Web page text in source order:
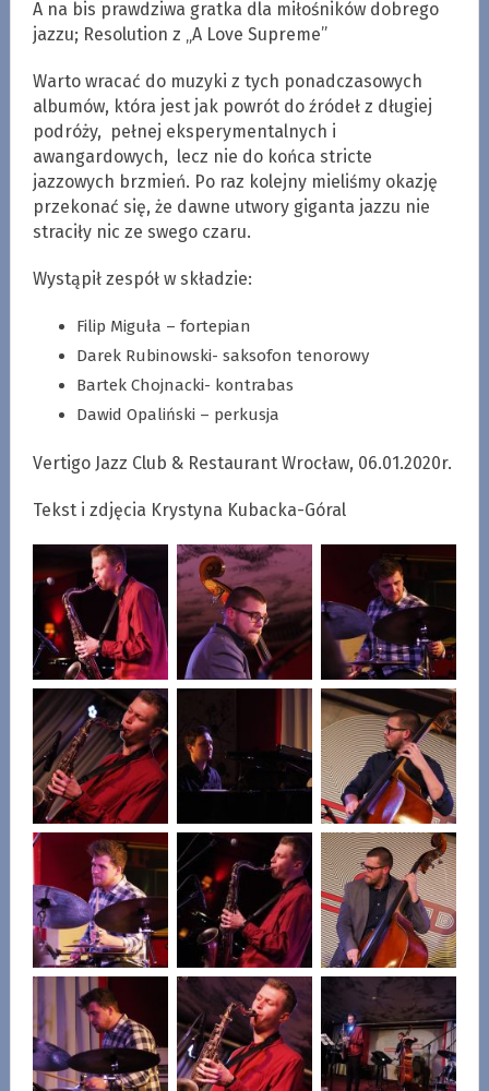
A na bis prawdziwa gratka dla miłośników dobrego
jazzu; Resolution z „A Love Supreme”
Warto wracać do muzyki z tych ponadczasowych
albumów, która jest jak powrót do źródeł z długiej
podróży, pełnej eksperymentalnych i
awangardowych, lecz nie do końca stricte
jazzowych brzmień. Po raz kolejny mieliśmy okazję
przekonać się, że dawne utwory giganta jazzu nie
straciły nic ze swego czaru.
Wystąpił zespół w składzie:
Filip Miguła – fortepian
Darek Rubinowski- saksofon tenorowy
Bartek Chojnacki- kontrabas
Dawid Opaliński – perkusja
Vertigo Jazz Club & Restaurant Wrocław, 06.01.2020r.
Tekst i zdjęcia Krystyna Kubacka-Góral